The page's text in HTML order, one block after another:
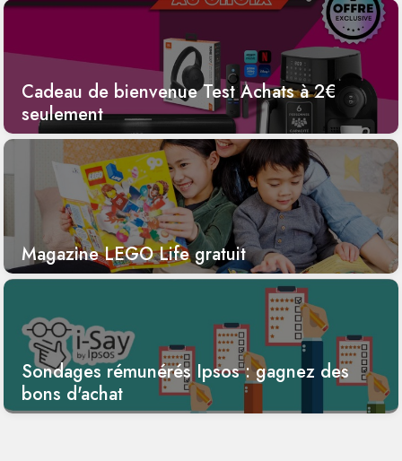
Cadeau de bienvenue Test Achats à 2€
seulement
Magazine LEGO Life gratuit
Sondages rémunérés Ipsos : gagnez des
bons d'achat